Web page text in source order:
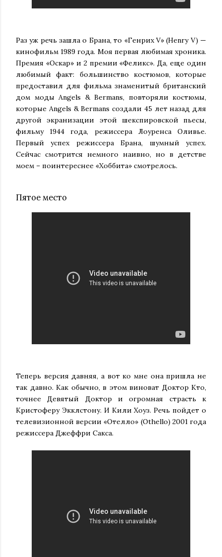
Раз уж речь зашла о Брана, то «Генрих V» (Henry V) —
кинофильм 1989 года. Моя первая любимая хроника.
Премия «Оскар» и 2 премии «Феликс». Да, еще один
любимый факт: большинство костюмов, которые
предоставил для фильма знаменитый британский
дом моды Angels & Bermans, повторяли костюмы,
которые Angels & Bermans создали 45 лет назад для
другой экранизации этой шекспировской пьесы,
фильму 1944 года, режиссера Лоуренса Оливье.
Первый успех режиссера Брана, шумный успех.
Сейчас смотрится немного наивно, но в детстве
моем – поинтереснее «Хоббита» смотрелось.
Пятое место
Теперь версия давняя, а вот ко мне она пришла не
так давно. Как обычно, в этом виноват Доктор Кто,
точнее Девятый Доктор и огромная страсть к
Кристоферу Экклстону. И Кили Хоуз. Речь пойдет о
телевизионной версии «Отелло» (Othello) 2001 года
режиссера Джеффри Сакса.